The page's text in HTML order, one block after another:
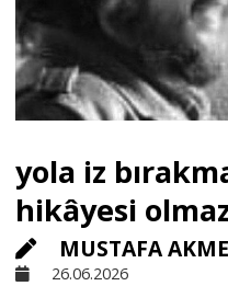
yola iz
hikâyesi
MUSTAFA
26.06.2026